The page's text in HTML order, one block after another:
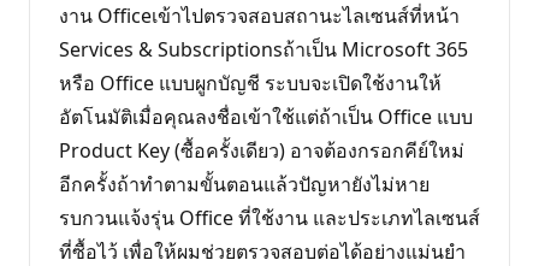
งาน Officeเข้าไปตรวจสอบสถานะไลเซนส์ที่หน้า
Services & Subscriptionsถ้าเป็น Microsoft 365
หรือ Office แบบผูกบัญชี ระบบจะเปิดใช้งานให้
อัตโนมัติเมื่อคุณลงชื่อเข้าใช้แต่ถ้าเป็น Office แบบ
Product Key (ซื้อครั้งเดียว) อาจต้องกรอกคีย์ใหม่
อีกครั้งถ้าทำตามขั้นตอนแล้วปัญหายังไม่หาย
รบกวนแจ้งรุ่น Office ที่ใช้งาน และประเภทไลเซนส์
ที่ซื้อไว้ เพื่อให้ผมช่วยตรวจสอบต่อได้อย่างแม่นยำ